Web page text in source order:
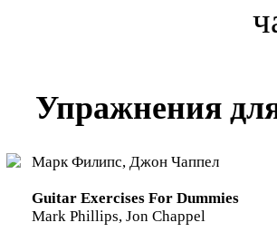
Упражнения
Марк Филипс, Джон Чаппел
Guitar Exercises For Dummies
Mark Phillips, Jon Chappel